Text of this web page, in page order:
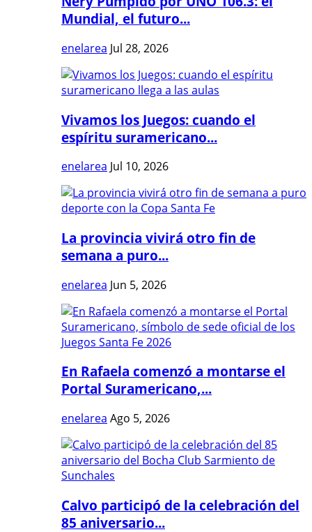
Mundial, el futuro...
enelarea Jul 28, 2026
Vivamos los Juegos: cuando el
espíritu suramericano...
enelarea Jul 10, 2026
La provincia vivirá otro fin de
semana a puro...
enelarea Jun 5, 2026
En Rafaela comenzó a montarse el
Portal Suramericano,...
enelarea Ago 5, 2026
Calvo participó de la celebración del
85 aniversario...